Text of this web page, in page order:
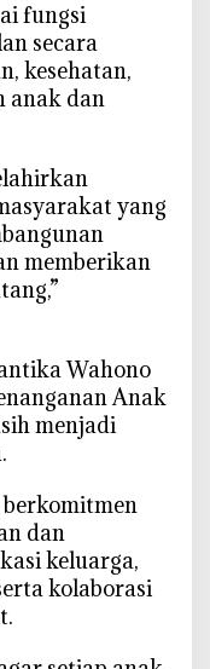
fungsi
secara
kesehatan,
anak dan
yang
memberikan
Wahono
Anak
menjadi
berkomitmen
dan
keluarga,
kolaborasi